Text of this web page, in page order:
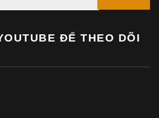
ĐỂ THEO DÕI